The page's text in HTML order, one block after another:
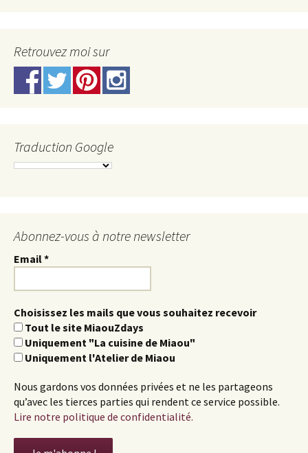
Retrouvez moi sur
Traduction Google
Abonnez-vous à notre newsletter
Email*
Choisissez les mails que vous souhaitez recevoir
Tout le site MiaouZdays
Uniquement "La cuisine de Miaou"
Uniquement l'Atelier de Miaou
Nous gardons vos données privées et ne les partageons
qu’avec les tierces parties qui rendent ce service possible.
Lire notre politique de confidentialité.